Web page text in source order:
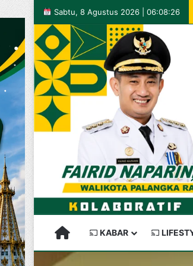
Sabtu, 8 Agustus 2026 | 06:08:26
PALANGKARAYA SEMAKIN
KABAR